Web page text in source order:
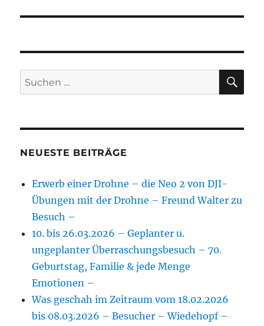
Suchen
nach:
NEUESTE BEITRÄGE
Erwerb einer Drohne – die Neo 2 von DJI-
Übungen mit der Drohne – Freund Walter zu
Besuch –
10. bis 26.03.2026 – Geplanter u.
ungeplanter Überraschungsbesuch – 70.
Geburtstag, Familie & jede Menge
Emotionen –
Was geschah im Zeitraum vom 18.02.2026
bis 08.03.2026 – Besucher – Wiedehopf –